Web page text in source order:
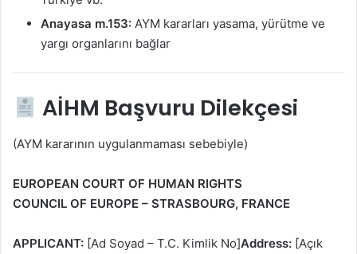
Anayasa m.153: AYM kararları yasama, yürütme ve
yargı organlarını bağlar
AİHM Başvuru Dilekçesi
(AYM kararının uygulanmaması sebebiyle)
EUROPEAN COURT OF HUMAN RIGHTS
COUNCIL OF EUROPE – STRASBOURG, FRANCE
APPLICANT: [Ad Soyad – T.C. Kimlik No]Address: [Açık